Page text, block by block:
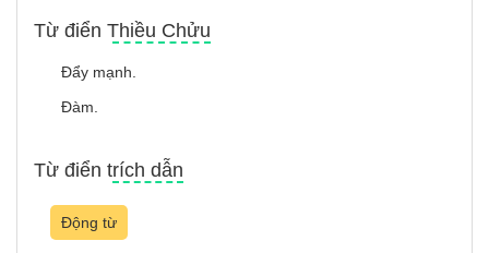
Từ điển Thiều Chửu
Ðẩy mạnh.
Ðàm.
Từ điển trích dẫn
Động từ